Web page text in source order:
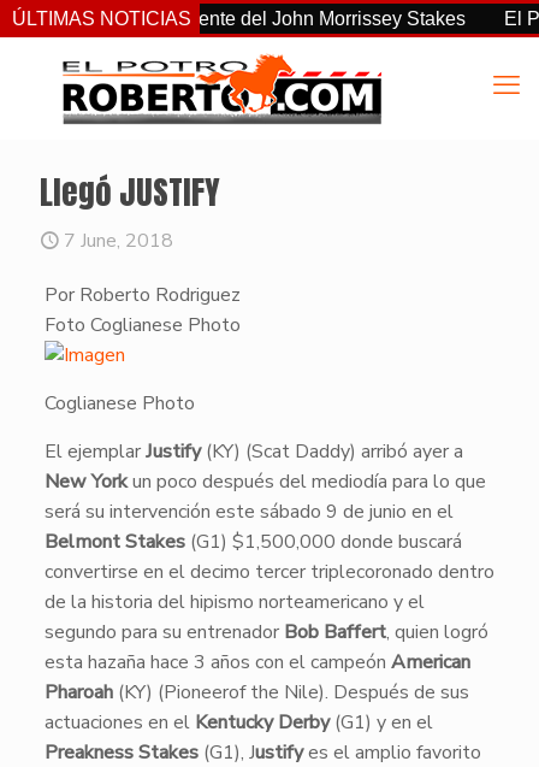
ÚLTIMAS NOTICIAS
el más consistente del John Morrissey Stakes El
Llegó JUSTIFY
7 June, 2018
Por Roberto Rodriguez
Foto Coglianese Photo
Coglianese Photo
​El ejemplarJustify(KY) (Scat Daddy) arribó ayer a
New Yorkun poco después del mediodía para lo que
será su intervención este sábado 9 de junio en el
Belmont Stakes(G1) $1,500,000 donde buscará
convertirse en el decimo tercer triplecoronado dentro
de la historia del hipismo norteamericano y el
segundo para su entrenador Bob Baffert, quien logró
esta hazaña hace 3 años con el campeón American
Pharoah(KY) (Pioneerof the Nile). Después de sus
actuaciones en el Kentucky Derby(G1) y en el
Preakness Stakes(G1), Justifyes el amplio favorito